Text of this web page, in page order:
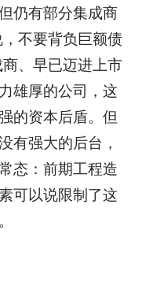
有部分集成商
不要背负巨额债
、早已迈进上市
雄厚的公司，这
的资本后盾。但
有强大的后台，
态：前期工程造
可以说限制了这